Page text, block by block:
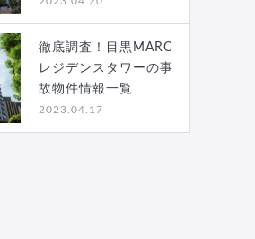
徹底調査！目黒MARC
レジデンスタワーの事
故物件情報一覧
2023.04.17